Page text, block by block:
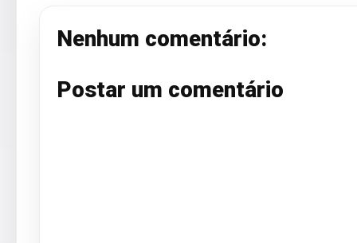
Nenhum comentário:
Postar um comentário